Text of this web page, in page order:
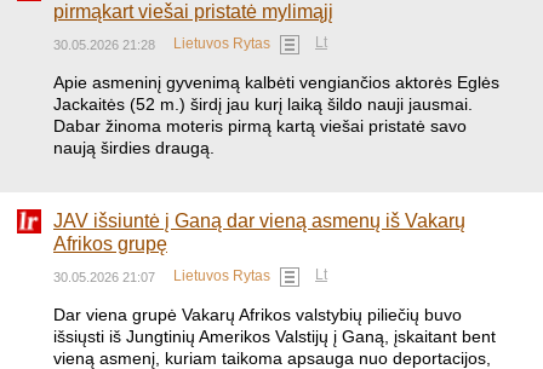
pirmąkart viešai pristatė mylimąjį
30.05.2026 21:28 Lietuvos Rytas Lt
​Apie asmeninį gyvenimą kalbėti vengiančios aktorės Eglės
Jackaitės (52 m.) širdį jau kurį laiką šildo nauji jausmai.
Dabar žinoma moteris pirmą kartą viešai pristatė savo
naują širdies draugą.
JAV išsiuntė į Ganą dar vieną asmenų iš Vakarų
Afrikos grupę
30.05.2026 21:07 Lietuvos Rytas Lt
Dar viena grupė Vakarų Afrikos valstybių piliečių buvo
išsiųsti iš Jungtinių Amerikos Valstijų į Ganą, įskaitant bent
vieną asmenį, kuriam taikoma apsauga nuo deportacijos,